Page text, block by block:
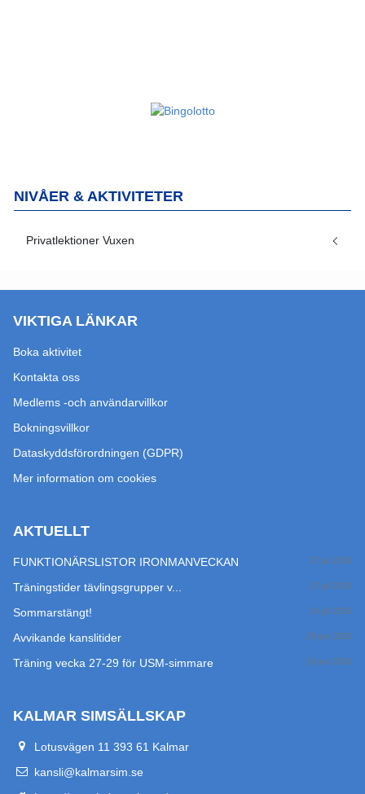
NIVÅER & AKTIVITETER
Privatlektioner Vuxen
VIKTIGA LÄNKAR
Boka aktivitet
Kontakta oss
Medlems -och användarvillkor
Bokningsvillkor
Dataskyddsförordningen (GDPR)
Mer information om cookies
AKTUELLT
FUNKTIONÄRSLISTOR IRONMANVECKAN 27 jul 2026
Träningstider tävlingsgrupper v... 17 jul 2026
Sommarstängt! 14 jul 2026
Avvikande kanslitider 29 jun 2026
Träning vecka 27-29 för USM-simmare 24 jun 2026
KALMAR SIMSÄLLSKAP
Lotusvägen 11 393 61 Kalmar
kansli@kalmarsim.se